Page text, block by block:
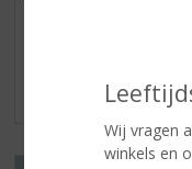
Wij vragen
winkels en